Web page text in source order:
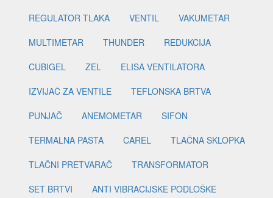
REGULATOR TLAKA
VENTIL
VAKUMETAR
MULTIMETAR
THUNDER
REDUKCIJA
CUBIGEL
ZEL
ELISA VENTILATORA
IZVIJAČ ZA VENTILE
TEFLONSKA BRTVA
PUNJAČ
ANEMOMETAR
SIFON
TERMALNA PASTA
CAREL
TLAČNA SKLOPKA
TLAČNI PRETVARAČ
TRANSFORMATOR
SET BRTVI
ANTI VIBRACIJSKE PODLOŠKE